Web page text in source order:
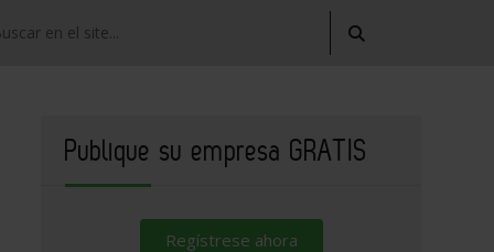
Publique su empresa GRATIS
Regístrese ahora